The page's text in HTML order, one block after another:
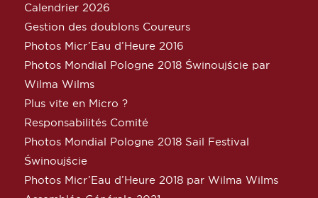
Calendrier 2026
Gestion des doublons Coureurs
Photos Micr’Eau d’Heure 2016
Photos Mondial Pologne 2018 Świnoujście par
Wilma Wilms
Plus vite en Micro ?
Responsabilités Comité
Photos Mondial Pologne 2018 Sail Festival
Świnoujście
Photos Micr’Eau d’Heure 2018 par Wilma Wilms